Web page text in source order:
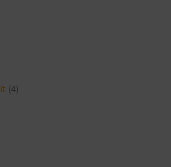
(4)